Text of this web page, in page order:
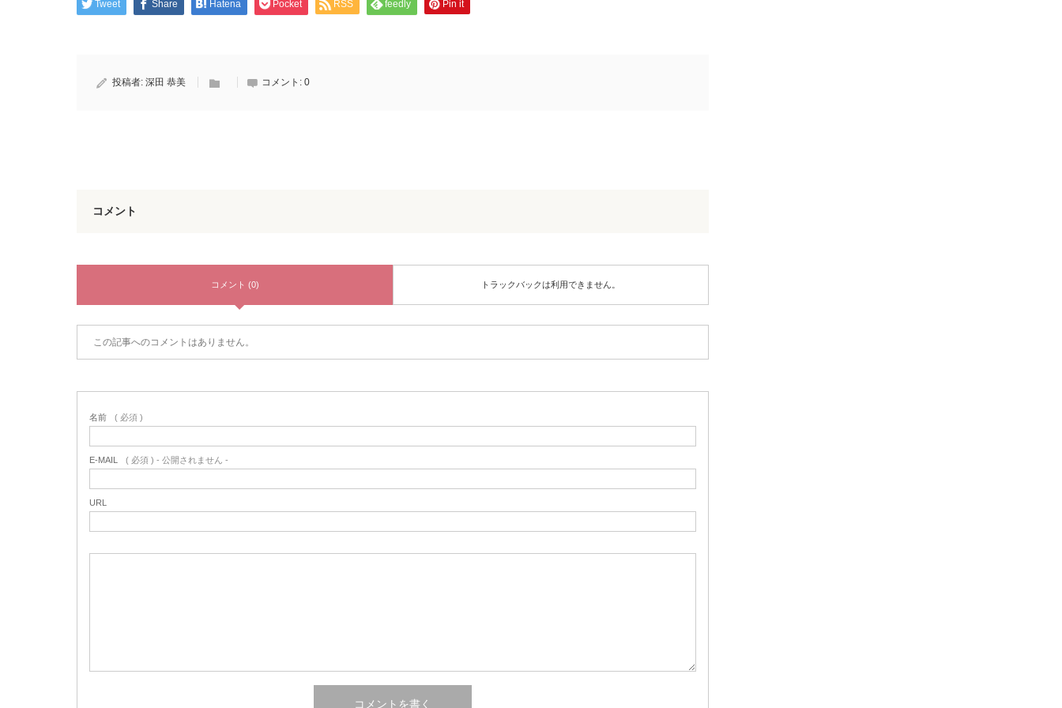
Tweet Share Hatena Pocket RSS feedly Pin it
投稿者: 深田 恭美 コメント: 0
コメント
コメント (0) トラックバックは利用できません。
この記事へのコメントはありません。
名前 ( 必須 )
E-MAIL ( 必須 ) - 公開されません -
URL